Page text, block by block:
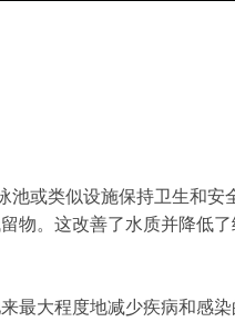
池或类似设施保持卫生和
物。这改善了水质并降低
最大程度地减少疾病和感